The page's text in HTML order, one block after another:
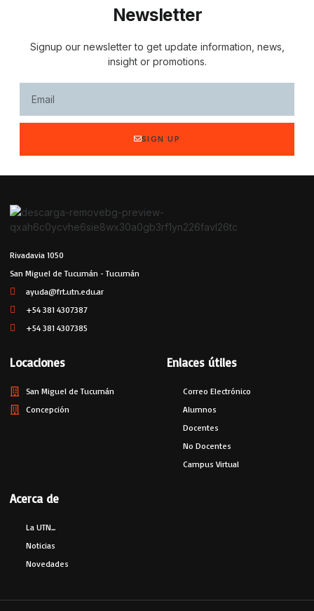
Newsletter
Signup our newsletter to get update information, news,
insight or promotions.
SIGN UP
Rivadavia 1050
San Miguel de Tucumán - Tucumán
ayuda@frt.utn.edu.ar
+54 381 4307387
+54 381 4307385
Locaciones
San Miguel de Tucumán
Concepción
Enlaces útiles
Correo Electrónico
Alumnos
Docentes
No Docentes
Campus Virtual
Acerca de
La UTN...
Noticias
Novedades